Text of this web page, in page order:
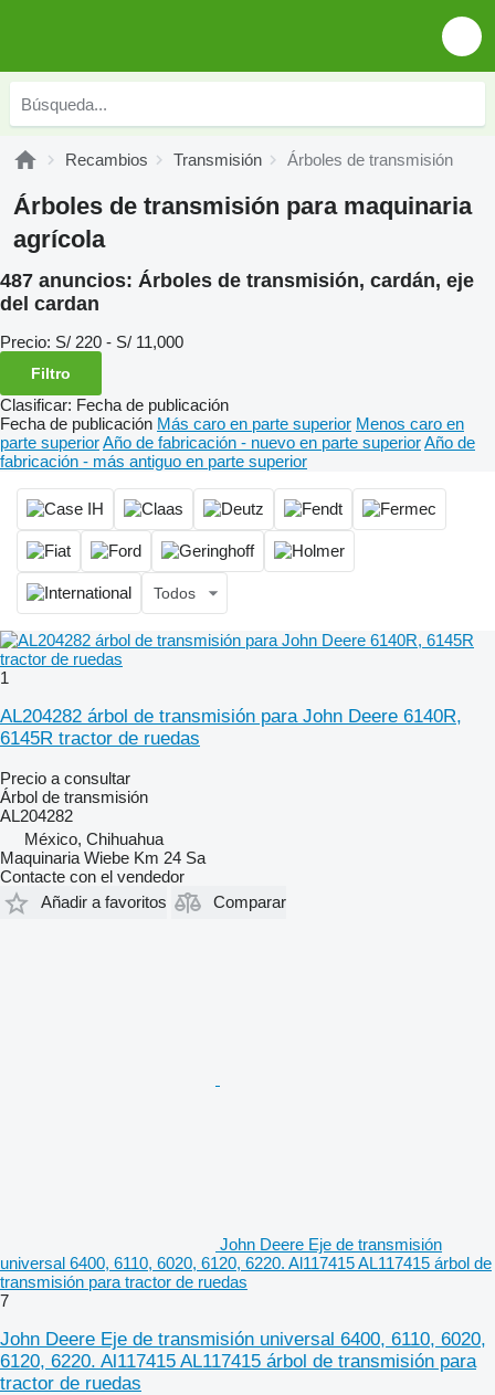
Recambios Transmisión Árboles de transmisión
Árboles de transmisión para maquinaria
agrícola
487 anuncios: Árboles de transmisión, cardán, eje
del cardan
Precio: S/ 220 - S/ 11,000
Filtro
Clasificar: Fecha de publicación
Fecha de publicación Más caro en parte superior Menos caro en
parte superiorAño de fabricación - nuevo en parte superiorAño de
fabricación - más antiguo en parte superior
Todos
1
AL204282 árbol de transmisión para John Deere 6140R,
6145R tractor de ruedas
Precio a consultar
Árbol de transmisión
AL204282
México, Chihuahua
Maquinaria Wiebe Km 24 Sa
Contacte con el vendedor
Añadir a favoritos
Comparar
John Deere Eje de transmisión
universal 6400, 6110, 6020, 6120, 6220. Al117415 AL117415 árbol de
transmisión para tractor de ruedas
7
John Deere Eje de transmisión universal 6400, 6110, 6020,
6120, 6220. Al117415 AL117415 árbol de transmisión para
tractor de ruedas